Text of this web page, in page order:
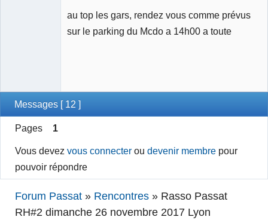
au top les gars, rendez vous comme prévus
sur le parking du Mcdo a 14h00 a toute
Messages [ 12 ]
Pages 1
Vous devezvous connecter oudevenir membre pour
pouvoir répondre
Forum Passat » Rencontres » Rasso Passat
RH#2 dimanche 26 novembre 2017 Lyon